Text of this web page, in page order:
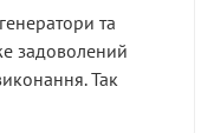
та
задоволений
Так